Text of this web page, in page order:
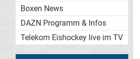
Boxen News
DAZN Programm & Infos
Telekom Eishockey live im TV